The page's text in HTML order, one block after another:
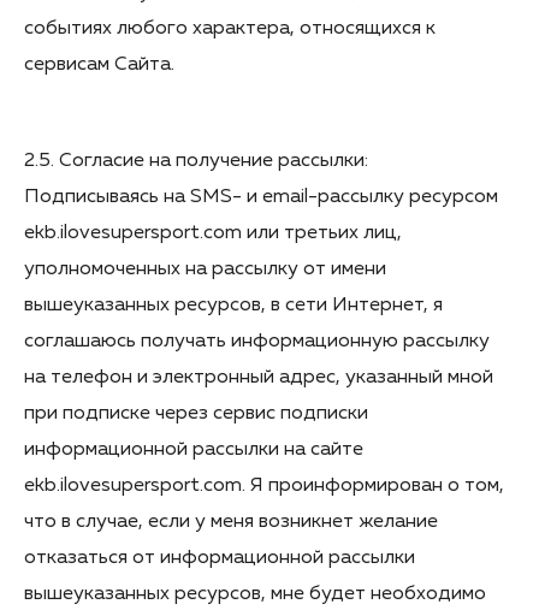
событиях любого характера, относящихся к
сервисам Сайта.
2.5. Согласие на получение рассылки:
Подписываясь на SMS- и email-рассылку ресурсом
ekb.ilovesupersport.com или третьих лиц,
уполномоченных на рассылку от имени
вышеуказанных ресурсов, в сети Интернет, я
соглашаюсь получать информационную рассылку
на телефон и электронный адрес, указанный мной
при подписке через сервис подписки
информационной рассылки на сайте
ekb.ilovesupersport.com. Я проинформирован о том,
что в случае, если у меня возникнет желание
отказаться от информационной рассылки
вышеуказанных ресурсов, мне будет необходимо